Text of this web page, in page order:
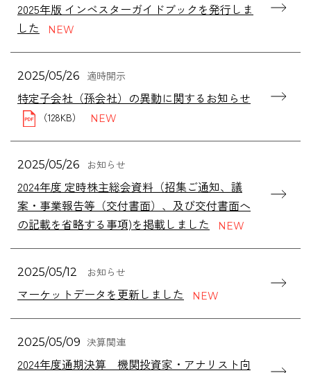
2025年版 インベスターガイドブックを発行しま
した
2025/05/26 適時開示
特定子会社（孫会社）の異動に関するお知らせ
（128KB）
2025/05/26 お知らせ
2024年度 定時株主総会資料（招集ご通知、議
案・事業報告等（交付書面）、及び交付書面へ
の記載を省略する事項)を掲載しました
2025/05/12 お知らせ
マーケットデータを更新しました
2025/05/09 決算関連
2024年度通期決算 機関投資家・アナリスト向